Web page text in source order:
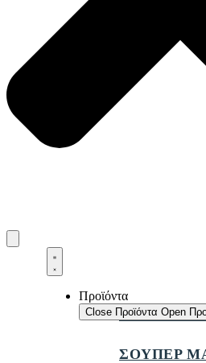
Προϊόντα
Close Προϊόντα Open
ΣΟΥΠΕΡ